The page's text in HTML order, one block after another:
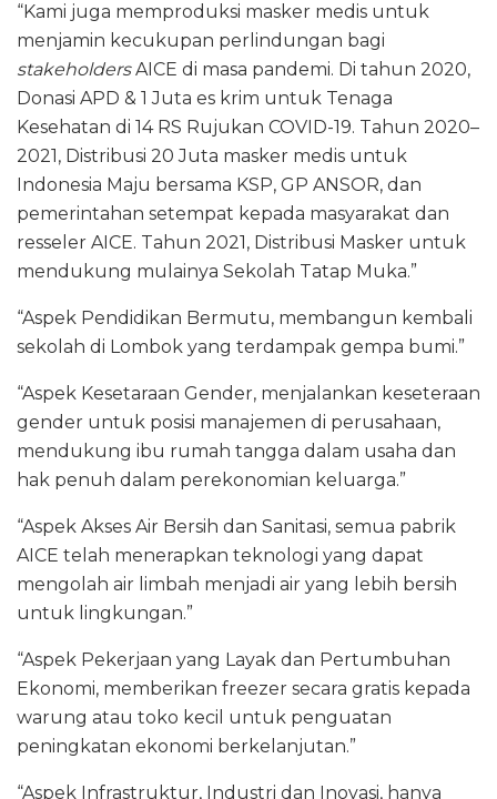
“Kami juga memproduksi masker medis untuk
menjamin kecukupan perlindungan bagi
stakeholdersAICE di masa pandemi. Di tahun 2020,
Donasi APD & 1 Juta es krim untuk Tenaga
Kesehatan di 14 RS Rujukan COVID-19. Tahun 2020–
2021, Distribusi 20 Juta masker medis untuk
Indonesia Maju bersama KSP, GP ANSOR, dan
pemerintahan setempat kepada masyarakat dan
resseler AICE. Tahun 2021, Distribusi Masker untuk
mendukung mulainya Sekolah Tatap Muka.”
“Aspek Pendidikan Bermutu, membangun kembali
sekolah di Lombok yang terdampak gempa bumi.”
“Aspek Kesetaraan Gender, menjalankan keseteraan
gender untuk posisi manajemen di perusahaan,
mendukung ibu rumah tangga dalam usaha dan
hak penuh dalam perekonomian keluarga.”
“Aspek Akses Air Bersih dan Sanitasi, semua pabrik
AICE telah menerapkan teknologi yang dapat
mengolah air limbah menjadi air yang lebih bersih
untuk lingkungan.”
“Aspek Pekerjaan yang Layak dan Pertumbuhan
Ekonomi, memberikan freezer secara gratis kepada
warung atau toko kecil untuk penguatan
peningkatan ekonomi berkelanjutan.”
“Aspek Infrastruktur, Industri dan Inovasi, hanya